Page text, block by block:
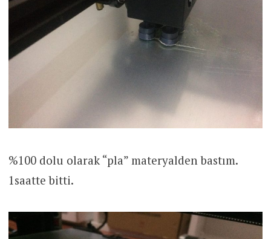
%100 dolu olarak “pla” materyalden bastım.
1saatte bitti.